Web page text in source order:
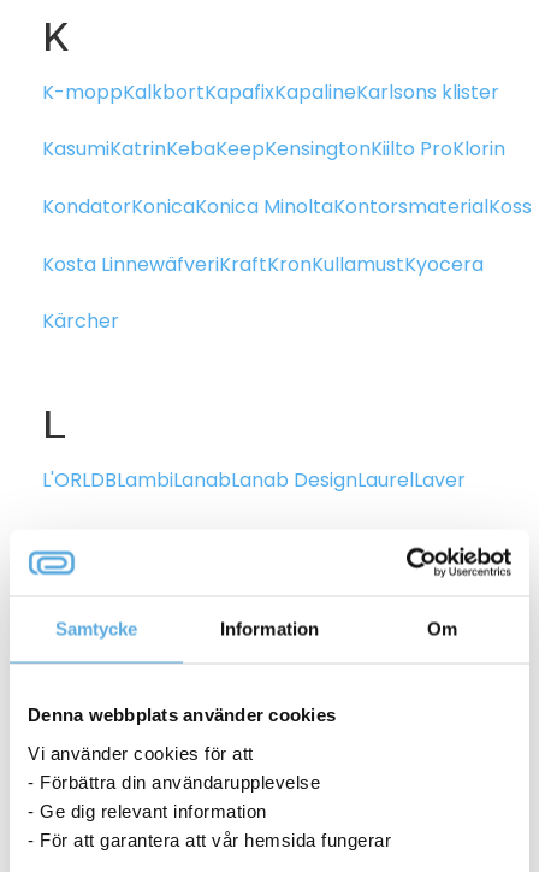
Samtycke Information Om
Denna webbplats använder cookies
Vi använder cookies för att
- Förbättra din användarupplevelse
- Ge dig relevant information
- För att garantera att vår hemsida fungerar
K
K-moppKalkbortKapafixKapalineKarlsons klister
KasumiKatrinKebaKeepKensingtonKiilto ProKlorin
KondatorKonicaKonica MinoltaKontorsmaterialKoss
Kosta LinnewäfveriKraftKronKullamustKyocera
Kärcher
L
L'ORLDBLambiLanabLanab DesignLaurelLaver
LiptonLivLoctiteLogitechLokaLongopac
Lotus FurnitureLuphenil
Löfbergs